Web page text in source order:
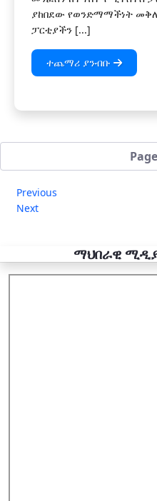
ያከበደው የወንድማማችነት
ፓርቲያችን [...]
ተጨማሪ ያንብቡ
Previous
Next
ማህበራዊ